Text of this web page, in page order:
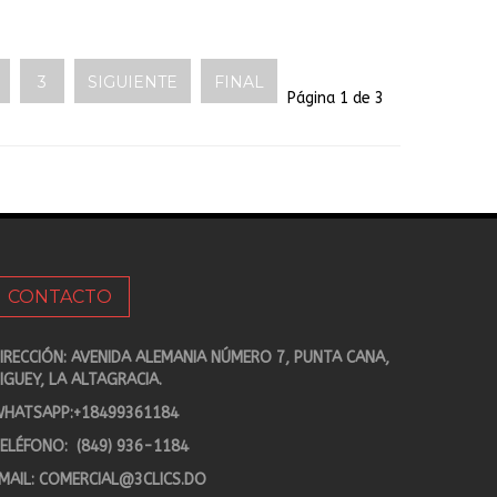
3 SIGUIENTE FINAL
Página 1 de 3
CONTACTO
AVENIDA ALEMANIA NÚMERO 7, PUNTA CANA,
LA ALTAGRACIA.
+18499361184
(849) 936-1184
COMERCIAL@3CLICS.DO